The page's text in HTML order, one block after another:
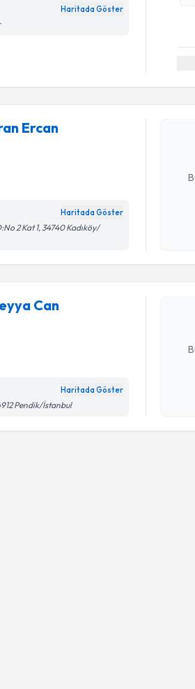
Haritada Göster
Ercan
Haritada Göster
2 Kat 1, 34740 Kadıköy/
Uzm. Dr.
Size bu
Can
Haritada Göster
Pendik/İstanbul